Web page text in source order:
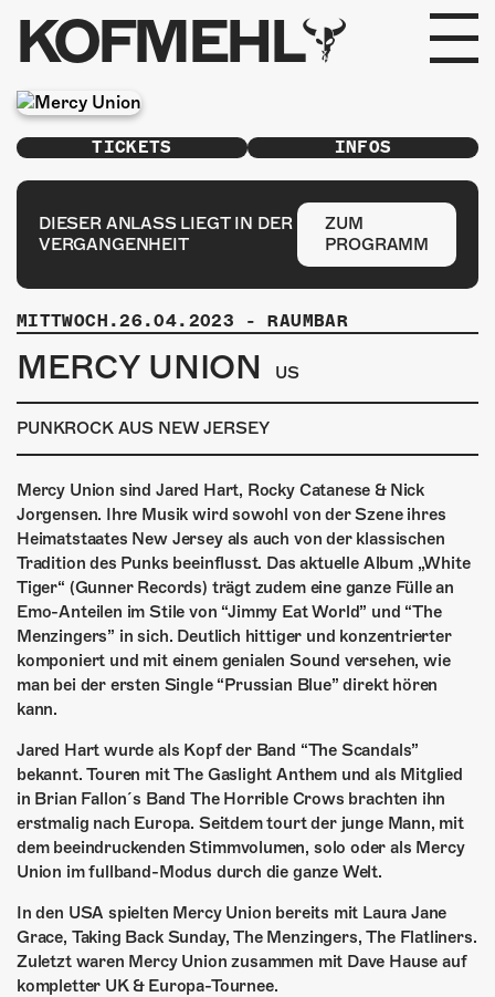
KOFMEHL
PROGRAMM
FABRIKGEFLÜSTER
GALERIE
FOTOGALERIE
PHOTOMAT
INFOS
KONTAKT
ÜBER UNS
GÖNNEREI
SHOP
MITMACHEN
TICKETS INFOS
DIESER ANLASS LIEGT IN DER
VERGANGENHEIT
ZUM
PROGRAMM
MITTWOCH.26.04.2023 - RAUMBAR
MERCY UNION US
PUNKROCK AUS NEW JERSEY
Mercy Union sind Jared Hart, Rocky Catanese & Nick
Jorgensen. Ihre Musik wird sowohl von der Szene ihres
Heimatstaates New Jersey als auch von der klassischen
Tradition des Punks beeinflusst. Das aktuelle Album „White
Tiger“ (Gunner Records) trägt zudem eine ganze Fülle an
Emo-Anteilen im Stile von “Jimmy Eat World” und “The
Menzingers” in sich. Deutlich hittiger und konzentrierter
komponiert und mit einem genialen Sound versehen, wie
man bei der ersten Single “Prussian Blue” direkt hören
kann.
Jared Hart wurde als Kopf der Band “The Scandals”
bekannt. Touren mit The Gaslight Anthem und als Mitglied
in Brian Fallon´s Band The Horrible Crows brachten ihn
erstmalig nach Europa. Seitdem tourt der junge Mann, mit
dem beeindruckenden Stimmvolumen, solo oder als Mercy
Union im fullband-Modus durch die ganze Welt.
In den USA spielten Mercy Union bereits mit Laura Jane
Grace, Taking Back Sunday, The Menzingers, The Flatliners.
Zuletzt waren Mercy Union zusammen mit Dave Hause auf
kompletter UK & Europa-Tournee.